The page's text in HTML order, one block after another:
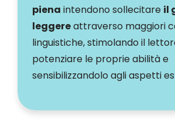
piena intendono sollecitare il
leggereattraverso maggiori
linguistiche, stimolando il
potenziare le proprie abilità e
sensibilizzandolo agli aspetti